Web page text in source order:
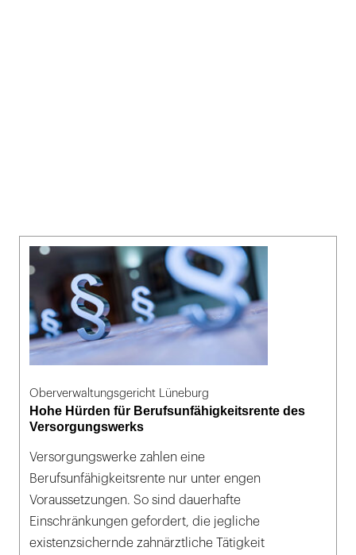
Oberverwaltungsgericht Lüneburg
Hohe Hürden für Berufsunfähigkeitsrente des
Versorgungswerks
Versorgungswerke zahlen eine
Berufsunfähigkeitsrente nur unter engen
Voraussetzungen. So sind dauerhafte
Einschränkungen gefordert, die jegliche
existenzsichernde zahnärztliche Tätigkeit